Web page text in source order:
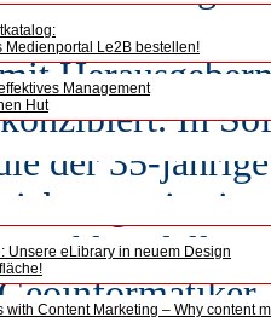
Medienportal Le2B bestellen!
Management
Hut
Unsere eLibrary in neuem Design
with Content Marketing – Why content
interactive
In
der 35-